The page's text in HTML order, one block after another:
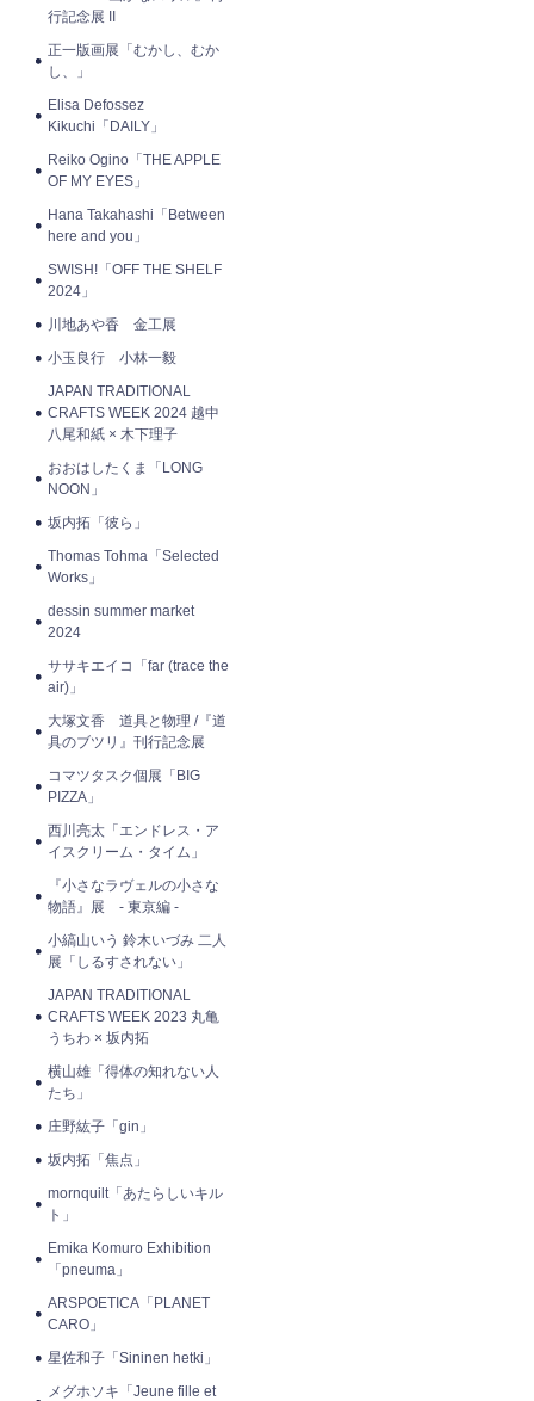
行記念展 II
正一版画展「むかし、むか
し、」
Elisa Defossez
Kikuchi「DAILY」
Reiko Ogino「THE APPLE
OF MY EYES」
Hana Takahashi「Between
here and you」
SWISH!「OFF THE SHELF
2024」
川地あや香 金工展
小玉良行 小林一毅
JAPAN TRADITIONAL
CRAFTS WEEK 2024 越中
八尾和紙 × 木下理子
おおはしたくま「LONG
NOON」
坂内拓「彼ら」
Thomas Tohma「Selected
Works」
dessin summer market
2024
ササキエイコ「far (trace the
air)」
大塚文香 道具と物理 /『道
具のブツリ』刊行記念展
コマツタスク個展「BIG
PIZZA」
西川亮太「エンドレス・ア
イスクリーム・タイム」
『小さなラヴェルの小さな
物語』展 - 東京編 -
小縞山いう 鈴木いづみ 二人
展「しるすされない」
JAPAN TRADITIONAL
CRAFTS WEEK 2023 丸亀
うちわ × 坂内拓
横山雄「得体の知れない人
たち」
庄野紘子「gin」
坂内拓「焦点」
mornquilt「あたらしいキル
ト」
Emika Komuro Exhibition
「pneuma」
ARSPOETICA「PLANET
CARO」
星佐和子「Sininen hetki」
メグホソキ「Jeune fille et